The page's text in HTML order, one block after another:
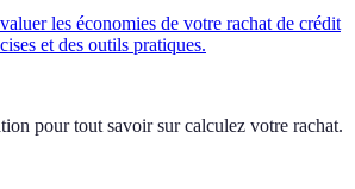
les économies de votre rachat de crédit
et des outils pratiques.
pour tout savoir sur calculez votre rachat.